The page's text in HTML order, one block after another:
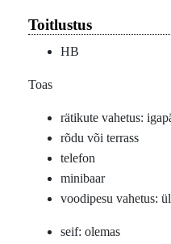
Toitlustus
HB
Toas
rätikute vahetus:
rõdu või terrass
telefon
minibaar
voodipesu vahetus:
seif: olemas